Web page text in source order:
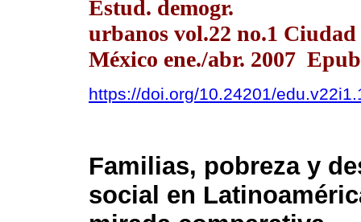
Estud. demogr.
urbanos vol.22 no.1 Ciudad
México ene./abr. 2007
https://doi.org/10.24201/
Familias, pobreza y
social en